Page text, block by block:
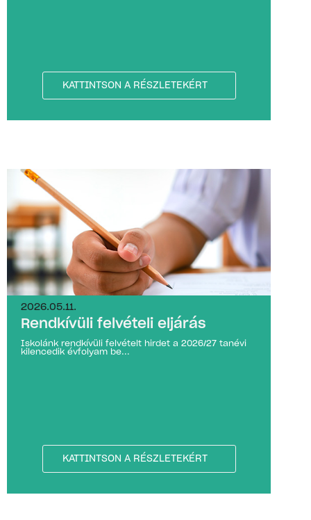
KATTINTSON A RÉSZLETEKÉRT
2026.05.11.
Rendkívüli felvételi eljárás
Iskolánk rendkívüli felvételt hirdet a 2026/27 tanévi
kilencedik évfolyam be...
KATTINTSON A RÉSZLETEKÉRT